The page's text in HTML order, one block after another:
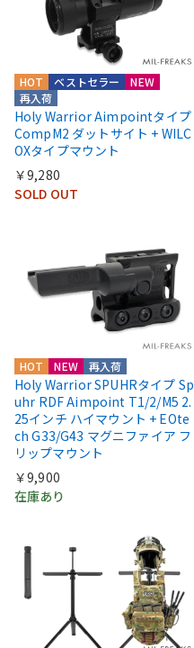
HOT
NEW
再入荷
ベストセラー
Holy Warrior Aimpointタイプ
CompM2 ダットサイト + WILC
OXタイプマウント
￥9,280
SOLD OUT
HOT NEW 再入荷
Holy Warrior SPUHRタイプ Sp
uhr RDF Aimpoint T1/2/M5 2.
25インチ ハイマウント + EOte
ch G33/G43 マグニファイア フ
リップマウント
￥9,900
在庫あり